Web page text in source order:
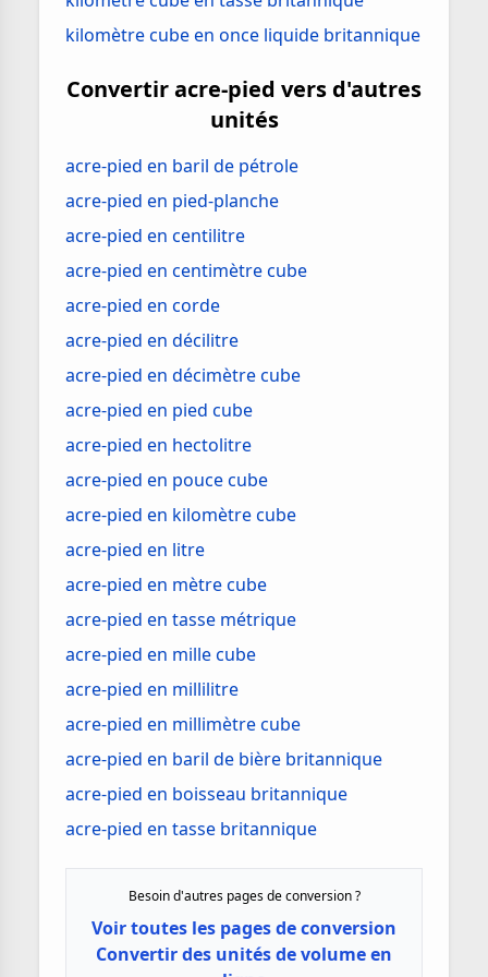
kilomètre cube en once liquide britannique
Convertir acre-pied vers d'autres
unités
acre-pied en baril de pétrole
acre-pied en pied-planche
acre-pied en centilitre
acre-pied en centimètre cube
acre-pied en corde
acre-pied en décilitre
acre-pied en décimètre cube
acre-pied en pied cube
acre-pied en hectolitre
acre-pied en pouce cube
acre-pied en kilomètre cube
acre-pied en litre
acre-pied en mètre cube
acre-pied en tasse métrique
acre-pied en mille cube
acre-pied en millilitre
acre-pied en millimètre cube
acre-pied en baril de bière britannique
acre-pied en boisseau britannique
acre-pied en tasse britannique
Besoin d'autres pages de conversion ?
Voir toutes les pages de conversion
Convertir des unités de volume en